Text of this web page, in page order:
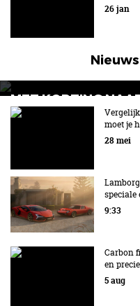
26 jan
MET KORTING
AUTORAI REGELT
EV Experience 2026
moet je
28 mei
speciale
9:33
Carbon
en
5 aug